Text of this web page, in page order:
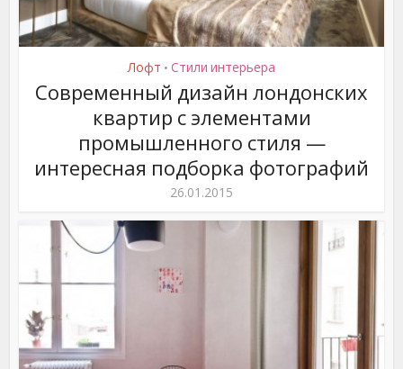
Лофт • Стили интерьера
Современный дизайн лондонских
квартир с элементами
промышленного стиля —
интересная подборка фотографий
26.01.2015